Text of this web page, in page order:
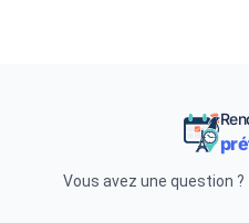
Vous avez une question ?